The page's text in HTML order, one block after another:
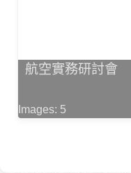
航空實務研討會
Images: 5